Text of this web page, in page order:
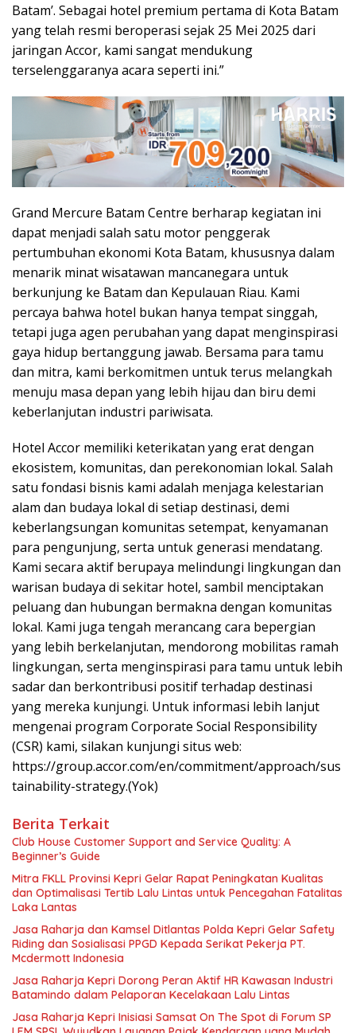
Batam’. Sebagai hotel premium pertama di Kota Batam
yang telah resmi beroperasi sejak 25 Mei 2025 dari
jaringan Accor, kami sangat mendukung
terselenggaranya acara seperti ini.”
Grand Mercure Batam Centre berharap kegiatan ini
dapat menjadi salah satu motor penggerak
pertumbuhan ekonomi Kota Batam, khususnya dalam
menarik minat wisatawan mancanegara untuk
berkunjung ke Batam dan Kepulauan Riau. Kami
percaya bahwa hotel bukan hanya tempat singgah,
tetapi juga agen perubahan yang dapat menginspirasi
gaya hidup bertanggung jawab. Bersama para tamu
dan mitra, kami berkomitmen untuk terus melangkah
menuju masa depan yang lebih hijau dan biru demi
keberlanjutan industri pariwisata.
Hotel Accor memiliki keterikatan yang erat dengan
ekosistem, komunitas, dan perekonomian lokal. Salah
satu fondasi bisnis kami adalah menjaga kelestarian
alam dan budaya lokal di setiap destinasi, demi
keberlangsungan komunitas setempat, kenyamanan
para pengunjung, serta untuk generasi mendatang.
Kami secara aktif berupaya melindungi lingkungan dan
warisan budaya di sekitar hotel, sambil menciptakan
peluang dan hubungan bermakna dengan komunitas
lokal. Kami juga tengah merancang cara bepergian
yang lebih berkelanjutan, mendorong mobilitas ramah
lingkungan, serta menginspirasi para tamu untuk lebih
sadar dan berkontribusi positif terhadap destinasi
yang mereka kunjungi. Untuk informasi lebih lanjut
mengenai program Corporate Social Responsibility
(CSR) kami, silakan kunjungi situs web:
https://group.accor.com/en/commitment/approach/sus
tainability-strategy.(Yok)
Berita Terkait
Club House Customer Support and Service Quality: A
Beginner’s Guide
Mitra FKLL Provinsi Kepri Gelar Rapat Peningkatan Kualitas
dan Optimalisasi Tertib Lalu Lintas untuk Pencegahan Fatalitas
Laka Lantas
Jasa Raharja dan Kamsel Ditlantas Polda Kepri Gelar Safety
Riding dan Sosialisasi PPGD Kepada Serikat Pekerja PT.
Mcdermott Indonesia
Jasa Raharja Kepri Dorong Peran Aktif HR Kawasan Industri
Batamindo dalam Pelaporan Kecelakaan Lalu Lintas
Jasa Raharja Kepri Inisiasi Samsat On The Spot di Forum SP